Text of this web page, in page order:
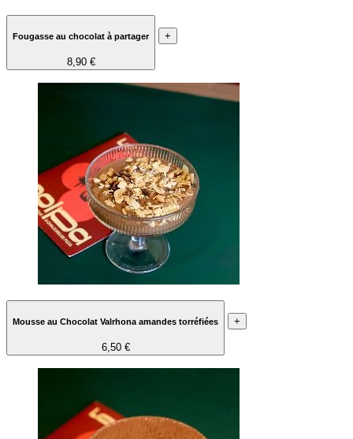
Fougasse au chocolat à partager
8,90 €
+
Mousse au Chocolat Valrhona amandes torréfiées
6,50 €
+